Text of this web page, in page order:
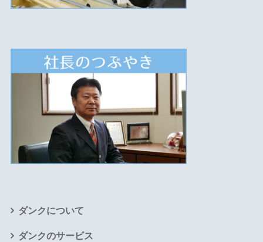
ダンクについて
ダンクのサービス